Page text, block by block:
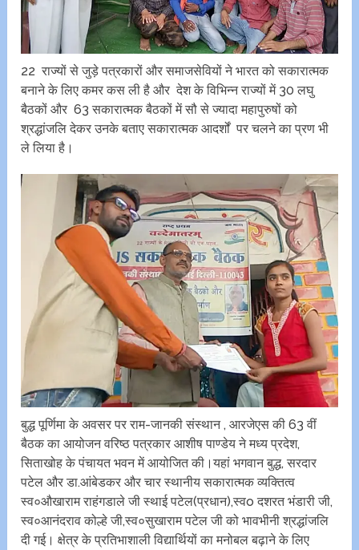
22 राज्यों से जुड़े पत्रकारों और समाजसेवियों ने भारत को सकारात्मक
बनाने के लिए कमर कस ली है और देश के विभिन्न राज्यों में 30 लघु
बैठकों और 63 सकारात्मक बैठकों में सौ से ज्यादा महापुरुषों को
श्रद्धांजलि देकर उनके बताए सकारात्मक आदर्शों पर चलने का प्रण भी
ले लिया है।
बुद्ध पूर्णिमा के अवसर पर राम-जानकी संस्थान , आरजेएस की 63 वीं
बैठक का आयोजन वरिष्ठ पत्रकार आशीष पाण्डेय ने मध्य प्रदेश,
सिताखोह के पंचायत भवन में आयोजित की।यहां भगवान बुद्ध, सरदार
पटेल और डा.आंबेडकर और चार स्थानीय सकारात्मक व्यक्तित्व
स्व०औखाराम राहंगडाले जी स्थाई पटेल(प्रधान),स्वo दशरत भंडारी जी,
स्व०आनंदराव कोल्हे‌ जी,स्व०सुखाराम पटेल जी को भावभीनी श्रद्धांजलि
दी गई। क्षेत्र के प्रतिभाशाली विद्यार्थियों का मनोबल बढ़ाने के लिए